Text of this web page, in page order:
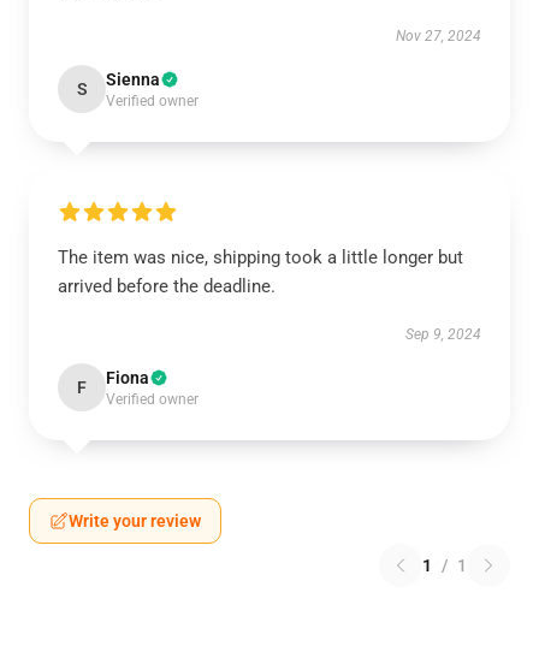
Nov 27, 2024
S Sienna
Verified owner
The item was nice, shipping took a little longer but
arrived before the deadline.
Sep 9, 2024
F Fiona
Verified owner
Write your review
1 / 1